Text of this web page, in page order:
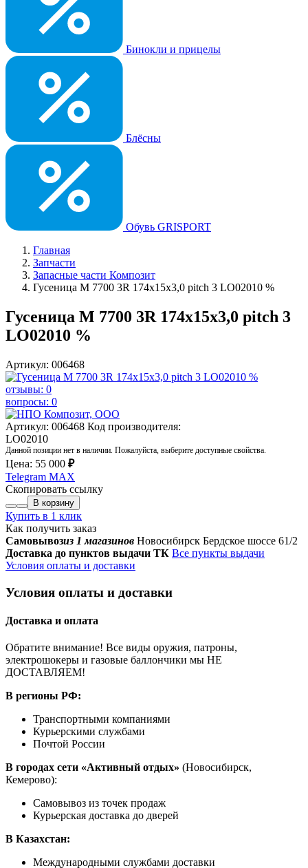
Бинокли и прицелы
Блёсны
Обувь GRISPORT
Главная
Запчасти
Запасные части Композит
Гусеница М 7700 3R 174x15x3,0 pitch 3 LO02010 %
Гусеница М 7700 3R 174x15x3,0 pitch 3
LO02010 %
Артикул: 006468
отзывы: 0
вопросы: 0
Артикул: 006468 Код производителя:
LO02010
Данной позиции нет в наличии. Пожалуйста, выберите доступные свойства.
Цена: 55 000 ₽
Telegram MAX
Скопировать ссылку
В корзину
Купить в 1 клик
Как получить заказ
Самовывозиз 1 магазинов Новосибирск Бердское шоссе 61/2
Доставка до пунктов выдачи ТК Все пункты выдачи
Условия оплаты и доставки
Условия оплаты и доставки
Доставка и оплата
Обратите внимание! Все виды оружия, патроны,
электрошокеры и газовые баллончики мы НЕ
ДОСТАВЛЯЕМ!
В регионы РФ:
Транспортными компаниями
Курьерскими службами
Почтой России
В городах сети «Активный отдых» (Новосибирск,
Кемерово):
Самовывоз из точек продаж
Курьерская доставка до дверей
В Казахстан:
Международными службами доставки